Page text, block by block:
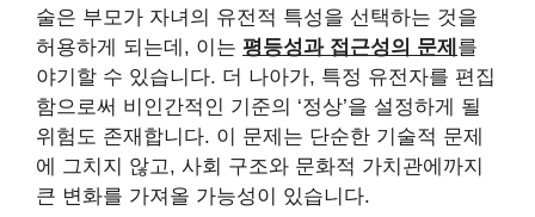
술은 부모가 자녀의 유전적 특성을 선택하는 것을
허용하게 되는데, 이는 평등성과 접근성의 문제 를
야기할 수 있습니다. 더 나아가, 특정 유전자를 편집
함으로써 비인간적인 기준의 ‘정상’을 설정하게 될
위험도 존재합니다. 이 문제는 단순한 기술적 문제
에 그치지 않고, 사회 구조와 문화적 가치관에까지
큰 변화를 가져올 가능성이 있습니다.